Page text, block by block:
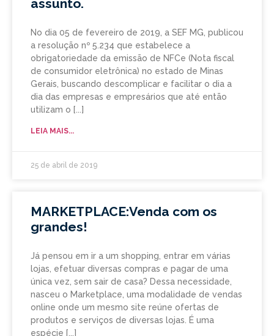
assunto.
No dia 05 de fevereiro de 2019, a SEF MG, publicou
a resolução nº 5.234 que estabelece a
obrigatoriedade da emissão de NFCe (Nota fiscal
de consumidor eletrônica) no estado de Minas
Gerais, buscando descomplicar e facilitar o dia a
dia das empresas e empresários que até então
utilizam o
LEIA MAIS...
25 de abril de 2019
MARKETPLACE:Venda com os
grandes!
Já pensou em ir a um shopping, entrar em várias
lojas, efetuar diversas compras e pagar de uma
única vez, sem sair de casa? Dessa necessidade,
nasceu o Marketplace, uma modalidade de vendas
online onde um mesmo site reúne ofertas de
produtos e serviços de diversas lojas. É uma
espécie